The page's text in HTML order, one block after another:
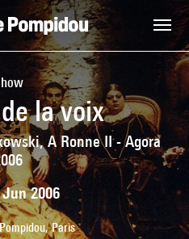
la voix
A Ronne II - Agora
2006
Paris